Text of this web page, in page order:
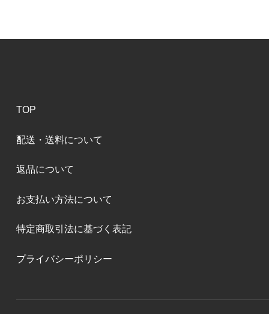
TOP
配送・送料について
返品について
お支払い方法について
特定商取引法に基づく表記
プライバシーポリシー